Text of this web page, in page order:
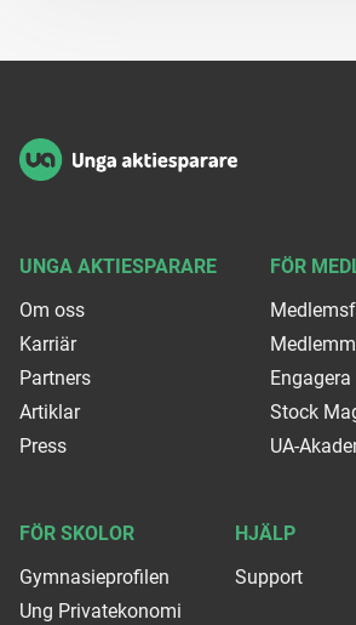
UNGA AKTIESPARARE
Om oss
Karriär
Partners
Artiklar
Press
FÖR
Engagera
Stock
UA-
FÖR SKOLOR
Gymnasieprofilen
Ung Privatekonomi
HJÄLP
Support